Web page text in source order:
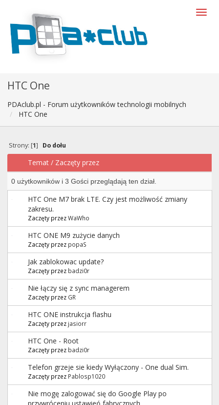
HTC One
PDAclub.pl - Forum użytkowników technologii mobilnych
HTC One
Strony: [1] Do dołu
Temat / Zaczęty przez
0 użytkowników i 3 Gości przeglądają ten dział.
HTC One M7 brak LTE. Czy jest możliwość zmiany
zakresu.
Zaczęty przezWaWho
HTC ONE M9 zużycie danych
Zaczęty przez popaS
Jak zablokowac update?
Zaczęty przez badzi0r
Nie łączy się z sync managerem
Zaczęty przez GR
HTC ONE instrukcja flashu
Zaczęty przez jasiorr
HTC One - Root
Zaczęty przez badzi0r
Telefon grzeje sie kiedy Wyłączony - One dual Sim.
Zaczęty przez Pablosp1020
Nie mogę zalogować się do Google Play po
przywróceniu ustawień fabrycznych